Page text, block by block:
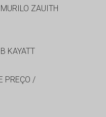
ZAUITH
KAYATT
PREÇO /